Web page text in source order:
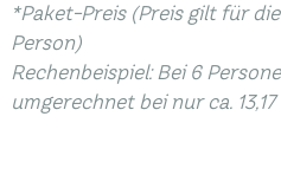
*Paket-Preis (Preis gilt für
Person)
Rechenbeispiel: Bei 6
umgerechnet bei nur ca. 13,17